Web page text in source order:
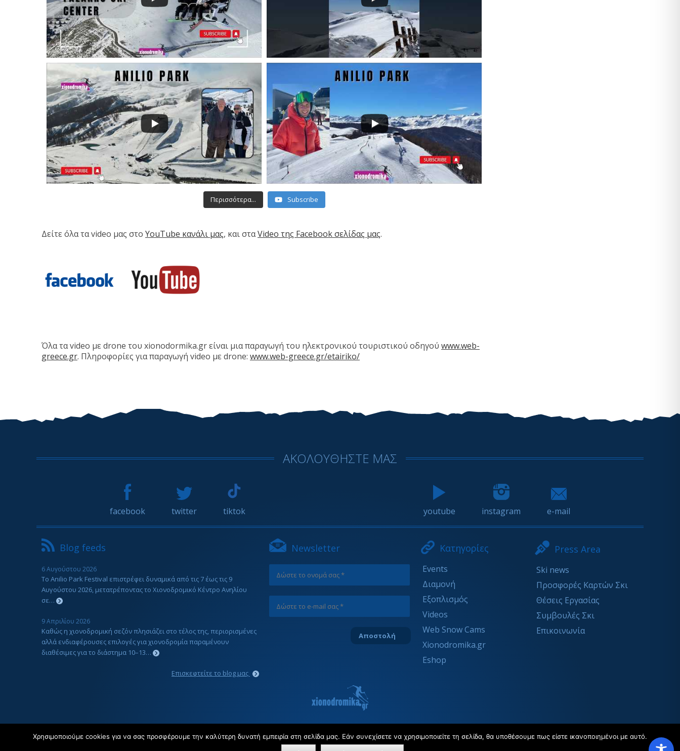
Περισσότερα... Subscribe
Δείτε όλα τα video μας στο YouTube κανάλι μας, και σταVideo της Facebook σελίδας μας.
Όλα τα video με drone του xionodormika.gr είναι μια παραγωγή του ηλεκτρονικού τουριστικού οδηγού www.web-
greece.gr. Πληροφορίες για παραγωγή video με drone: www.web-greece.gr/etairiko/
ΑΚΟΛΟΥΘΗΣΤΕ ΜΑΣ
facebook twitter tiktok youtube instagram e-mail
Blog feeds
6 Αυγούστου 2026
Το Anilio Park Festival επιστρέφει δυναμικά από τις 7 έως τις 9
Αυγούστου 2026, μετατρέποντας το Χιονοδρομικό Κέντρο Ανηλίου
σε…
9 Απριλίου 2026
Καθώς η χιονοδρομική σεζόν πλησιάζει στο τέλος της, περιορισμένες
αλλά ενδιαφέρουσες επιλογές για χιονοδρομία παραμένουν
διαθέσιμες για το διάστημα 10–13…
Επισκεφτείτε το blog μας
Newsletter Κατηγορίες
Events
Διαμονή
Εξοπλισμός
Videos
Web Snow Cams
Xionodromika.gr
Eshop
Press Area
Ski news
Προσφορές Καρτών Σκι
Θέσεις Εργασίας
Συμβουλές Σκι
Επικοινωνία
Copyright © 2022 xionodromika.gr | All rights reserved
Χρησιμοποιούμε cookies για να σας προσφέρουμε την καλύτερη δυνατή εμπειρία στη σελίδα μας. Εάν συνεχίσετε να χρησιμοποιείτε τη σελίδα, θα υποθέσουμε πως είστε ικανοποιημένοι με αυτό.